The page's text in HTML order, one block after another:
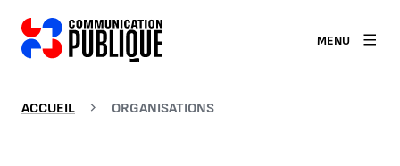
MENU
ACCUEIL ORGANISATIONS